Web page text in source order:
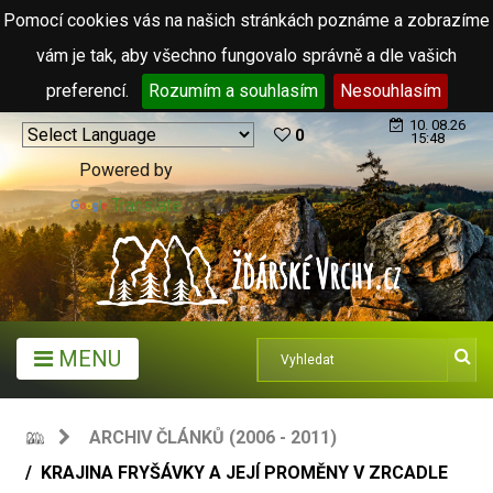
Pomocí cookies vás na našich stránkách poznáme a zobrazíme
vám je tak, aby všechno fungovalo správně a dle vašich
preferencí.
Rozumím a souhlasím Nesouhlasím
Powered by
Translate
0
10. 08.26
15:48
MENU
ARCHIV ČLÁNKŮ (2006 - 2011)
KRAJINA FRYŠÁVKY A JEJÍ PROMĚNY V ZRCADLE